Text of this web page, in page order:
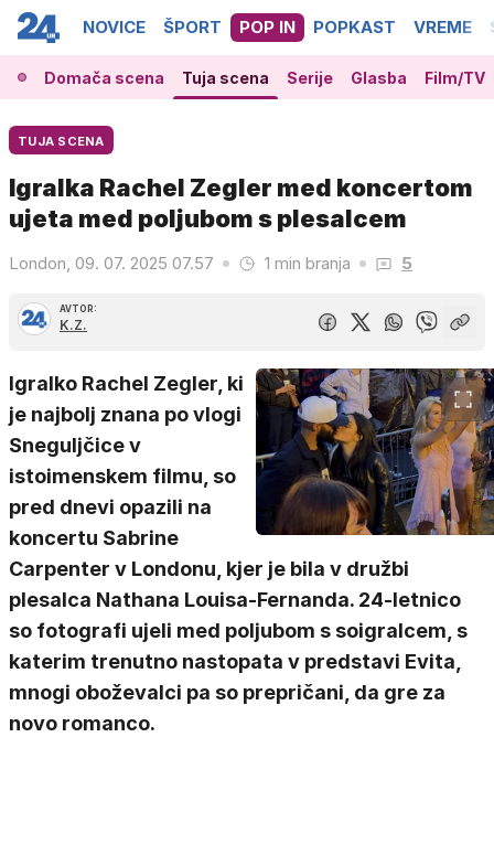
NOVICE ŠPORT POP IN POPKAST VREME
Domača scena Tuja scena Serije Glasba Film/TV
TUJA SCENA
Igralka Rachel Zegler med koncertom
ujeta med poljubom s plesalcem
London, 09. 07. 2025 07.57 1 min branja 5
AVTOR:
K.Z.
Igralko Rachel Zegler, ki
je najbolj znana po vlogi
Sneguljčice v
istoimenskem filmu, so
pred dnevi opazili na
koncertu Sabrine
Carpenter v Londonu, kjer je bila v družbi
plesalca Nathana Louisa-Fernanda. 24-letnico
so fotografi ujeli med poljubom s soigralcem, s
katerim trenutno nastopata v predstavi Evita,
mnogi oboževalci pa so prepričani, da gre za
novo romanco.